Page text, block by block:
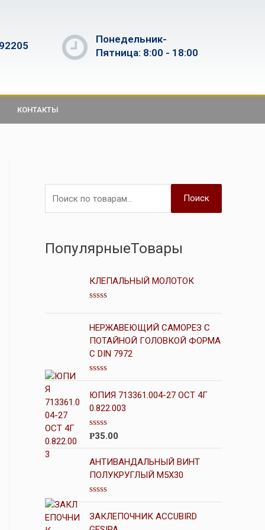
Понедельник-
Пятница: 8:00 - 18:00
КОНТАКТЫ
Поиск
ПопулярныеТовары
КЛЕПАЛЬНЫЙ МОЛОТОК
ц
е
к
а
и
з
НЕРЖАВЕЮЩИЙ САМОРЕЗ С
ПОТАЙНОЙ ГОЛОВКОЙ ФОРМА
С DIN 7972
О
ц
е
н
а
0
з
5
ЮПИЯ 713361.004-27 ОСТ 4Г
0.822.003
О
н
к
а
0
5
Р35.00
АНТИВАНДАЛЬНЫЙ ВИНТ
ПОЛУКРУГЛЫЙ М5Х30
О
ц
е
ЗАКЛЕПОЧНИК ACCUBIRD